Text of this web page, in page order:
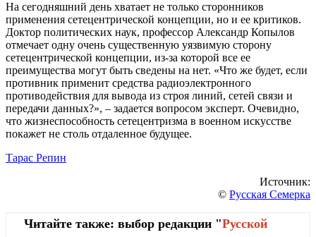
На сегодняшний день хватает не только сторонников
применения сетецентрической концепции, но и ее критиков.
Доктор политических наук, профессор Александр Копылов
отмечает одну очень существенную уязвимую сторону
сетецентрической концепции, из-за которой все ее
преимущества могут быть сведены на нет. «Что же будет, если
противник применит средства радиоэлектронного
противодействия для вывода из строя линий, сетей связи и
передачи данных?», – задается вопросом эксперт. Очевидно,
что жизнеспособность сетецентризма в военном искусстве
покажет не столь отдаленное будущее.
Тарас Репин
Источник:
© Русская Семерка
Читайте также: выбор редакции "Русской